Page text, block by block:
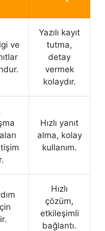
ve
Yazılı kayıt
tutma,
detay
vermek
kolaydır.
Hızlı yanıt
alma, kolay
kullanım.
Hızlı
çözüm,
etkileşimli
bağlantı.